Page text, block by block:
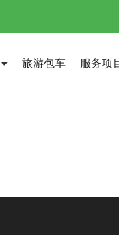
旅游包车 服务项